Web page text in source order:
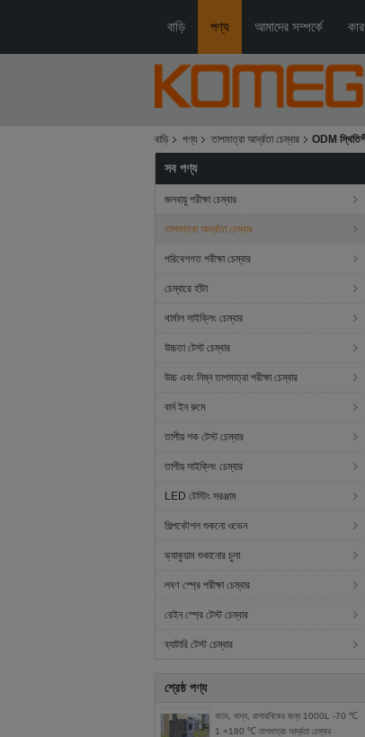
বাড়ি পণ্য আমাদের সম্পর্কে
বাড়ি পণ্য তাপমাত্রা আর্দ্রতা চেম্বার ODM
সব পণ্য
জলবায়ু পরীক্ষা চেম্বার
তাপমাত্রা আর্দ্রতা চেম্বার
পরিবেশগত পরীক্ষা চেম্বার
চেম্বারে হাঁটা
থার্মাল সাইক্লিং চেম্বার
উচ্চতা টেস্ট চেম্বার
উচ্চ এবং নিম্ন তাপমাত্রা পরীক্ষা চেম্বার
বার্ন ইন রুমে
তাপীয় শক টেস্ট চেম্বার
তাপীয় সাইক্লিং চেম্বার
LED টেস্টিং সরঞ্জাম
শিল্পকৌশল শুকনো ওভেন
ভ্যাকুয়াম শুকানোর চুলা
লবণ স্প্রে পরীক্ষা চেম্বার
রেইন স্প্রে টেস্ট চেম্বার
ব্যাটারি টেস্ট চেম্বার
শ্রেষ্ঠ পণ্য
ধাতব, খাদ্য, রাসায়নিকের জন্য 1000L -70 ℃
1 +180 ℃ তাপমাত্রা আর্দ্রতা চেম্বার